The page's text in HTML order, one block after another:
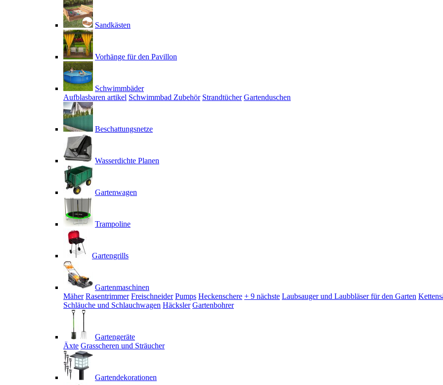
Sandkästen
Vorhänge für den Pavillon
Schwimmbäder
Aufblasbaren artikel Schwimmbad Zubehör Strandtücher Gartenduschen
Beschattungsnetze
Wasserdichte Planen
Gartenwagen
Trampoline
Gartengrills
Gartenmaschinen
Mäher Rasentrimmer Freischneider Pumps Heckenschere + 9 nächste Laubsauger und Laubbläser für den Garten
Schläuche und Schlauchwagen Häcksler Gartenbohrer
Gartengeräte
Äxte Grasscheren und Sträucher
Gartendekorationen